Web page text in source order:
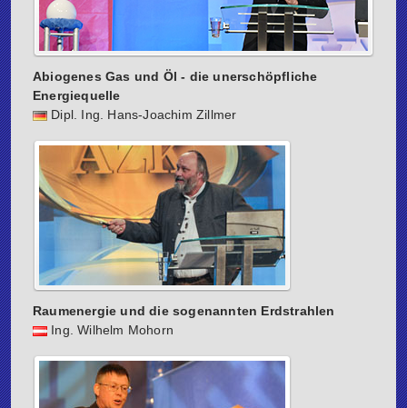
Abiogenes Gas und Öl - die unerschöpfliche
Energiequelle
Dipl. Ing. Hans-Joachim Zillmer
Raumenergie und die sogenannten Erdstrahlen
Ing. Wilhelm Mohorn